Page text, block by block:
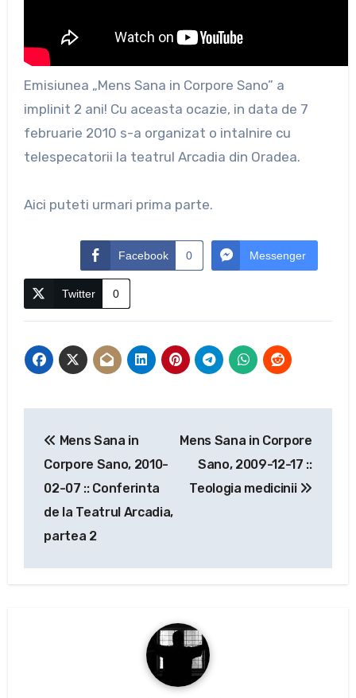
Emisiunea „Mens Sana in Corpore Sano” a
implinit 2 ani! Cu aceasta ocazie, in data de 7
februarie 2010 s-a organizat o intalnire cu
telespecatorii la teatrul Arcadia din Oradea.
Aici puteti urmari prima parte.
Facebook 0 Messenger
Twitter 0
în
articole
Mens Sana in
Corpore Sano, 2010-
02-07 :: Conferinta
de la Teatrul Arcadia,
partea 2
Mens Sana in Corpore
Sano, 2009-12-17 ::
Teologia medicinii